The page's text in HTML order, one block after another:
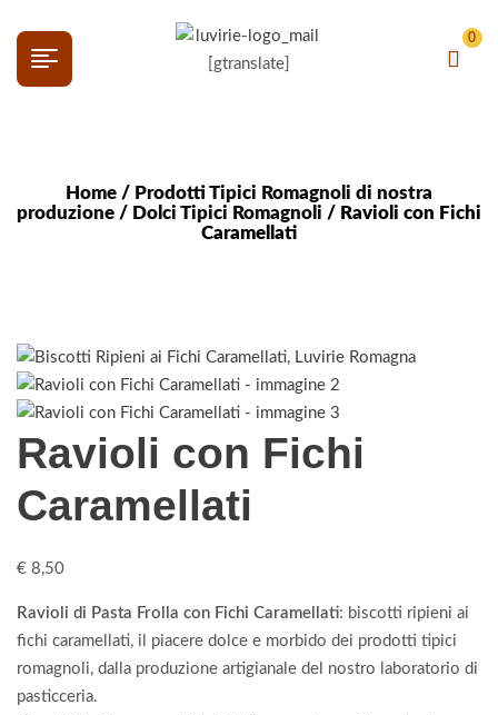
[gtranslate]
0
Home / Prodotti Tipici Romagnoli di nostra
produzione / Dolci Tipici Romagnoli / Ravioli con Fichi
Caramellati
Ravioli con Fichi
Caramellati
€ 8,50
Ravioli di Pasta Frolla con Fichi Caramellati: biscotti ripieni ai
fichi caramellati, il piacere dolce e morbido dei prodotti tipici
romagnoli, dalla produzione artigianale del nostro laboratorio di
pasticceria.